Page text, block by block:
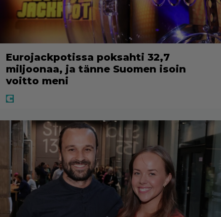
Eurojackpotissa poksahti 32,7
miljoonaa, ja tänne Suomen isoin
voitto meni